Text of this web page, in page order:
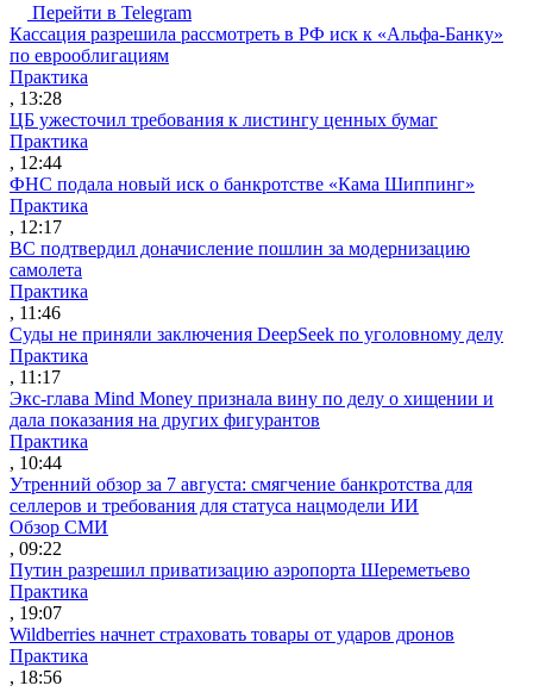
Перейти в Telegram
Кассация разрешила рассмотреть в РФ иск к «Альфа-Банку»
по еврооблигациям
Практика
, 13:28
ЦБ ужесточил требования к листингу ценных бумаг
Практика
, 12:44
ФНС подала новый иск о банкротстве «Кама Шиппинг»
Практика
, 12:17
ВС подтвердил доначисление пошлин за модернизацию
самолета
Практика
, 11:46
Суды не приняли заключения DeepSeek по уголовному делу
Практика
, 11:17
Экс-глава Mind Money признала вину по делу о хищении и
дала показания на других фигурантов
Практика
, 10:44
Утренний обзор за 7 августа: смягчение банкротства для
селлеров и требования для статуса нацмодели ИИ
Обзор СМИ
, 09:22
Путин разрешил приватизацию аэропорта Шереметьево
Практика
, 19:07
Wildberries начнет страховать товары от ударов дронов
Практика
, 18:56